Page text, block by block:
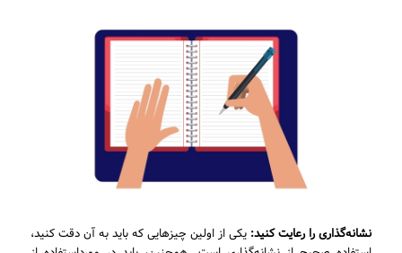
نشانه‌گذاری را رعایت کنید: یکی از اولین چیزهایی که باید به آن دقت کنید،